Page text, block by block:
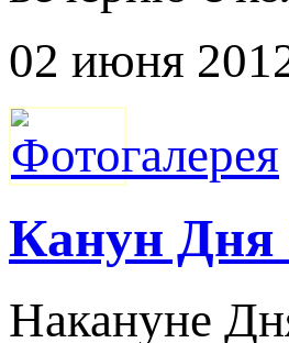
02 июня
Канун
Накануне